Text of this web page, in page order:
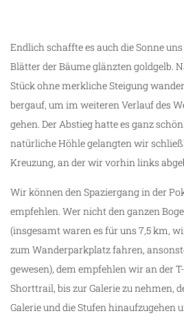
Endlich schaffte es auch die Sonne
Blätter der Bäume glänzten goldgelb.
Stück ohne merkliche Steigung
bergauf, um im weiteren Verlauf des
gehen. Der Abstieg hatte es ganz
natürliche Höhle gelangten wir
Kreuzung, an der wir vorhin links
Wir können den Spaziergang in der
empfehlen. Wer nicht den ganzen
(insgesamt waren es für uns 7,5 km,
zum Wanderparkplatz fahren,
gewesen), dem empfehlen wir an der
Shorttrail, bis zur Galerie zu nehmen,
Galerie und die Stufen hinaufzugehen